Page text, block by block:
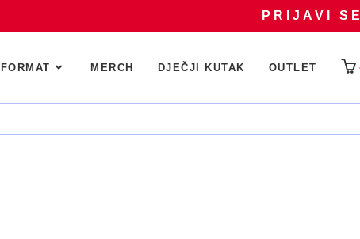
PRIJAVI SE
FORMAT MERCH DJEČJI KUTAK OUTLET